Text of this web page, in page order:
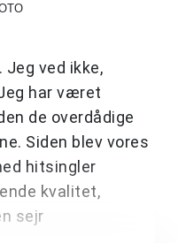
Jeg ved ikke,
har været
de overdådige
Siden blev vores
hitsingler
kvalitet,
sejr